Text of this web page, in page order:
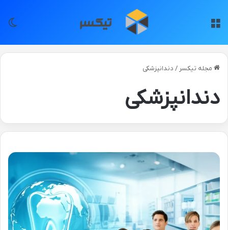
مجله تیکسر / دندانپزشکی
دندانپزشکی